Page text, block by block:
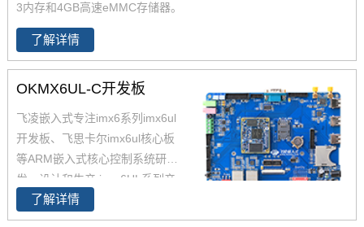
3内存和4GB高速eMMC存储器。
飞凌嵌入式级imx6ul核心板体积
小巧并具有成本优势，为了更好
的让客户进行二次开发，飞凌提
供了iMX6UL的PCB文件，包含底
兼容IMX6ULL并同时具备工业
级、商业级两种不同的配置。
了解详情
OKMX6UL-C开发板
飞凌嵌入式专注imx6系列imx6ul
开发板、飞思卡尔imx6ul核心板
等ARM嵌入式核心控制系统研
发、设计和生产,i.mx6UL系列产
品现已畅销全国，作为恩智浦imx
6ul,imx6ul开发板,i.mx6提供者，
了解详情